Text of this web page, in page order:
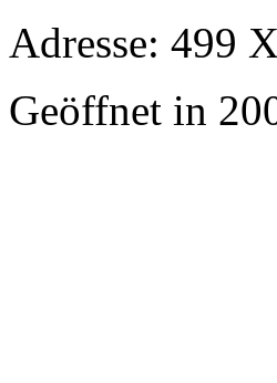
Adresse: 499
Geöffnet in